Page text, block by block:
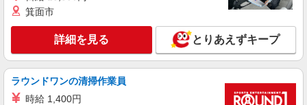
時給1,193円〜1,257円 ※経験・能力・資格等
による 社会福祉士・介護福祉士 時給1,257円 その
他資格 時給1,193円 ※一律処遇改善加算含む 〇時
間外勤務手当 〇土日祝勤務手当 〇夜勤手当 〇深
夜勤務手当 〇年末年始勤務手当 〇早朝7:00〜
8:00/夜間18:00〜20:00は時給25％UP
エイジフリーハウス岡崎六名 愛知県岡崎市六
名東町7番1
キープ 詳細を見る
箕面市
詳細を見る とりあえずキープ
ラウンドワンの清掃作業員
時給 1,400円